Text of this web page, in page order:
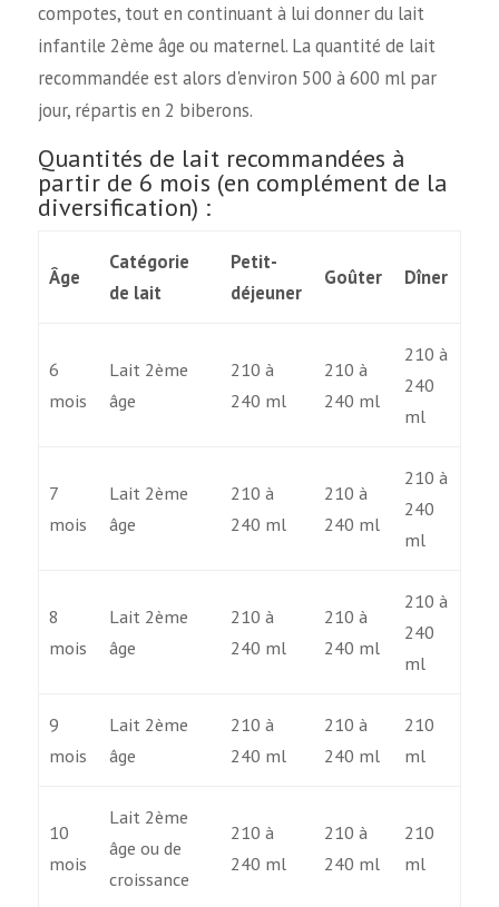
compotes, tout en continuant à lui donner du lait
infantile 2ème âge ou maternel. La quantité de lait
recommandée est alors d'environ 500 à 600 ml par
jour, répartis en 2 biberons.
Quantités de lait recommandées à
partir de 6 mois (en complément de la
diversification) :
Âge
Catégorie
de lait
Petit-
déjeuner
Goûter Dîner
6
mois
Lait 2ème
âge
210 à
240 ml
210 à
240 ml
210 à
240
ml
7
mois
Lait 2ème
âge
210 à
240 ml
210 à
240 ml
210 à
240
ml
8
mois
Lait 2ème
âge
210 à
240 ml
210 à
240 ml
210 à
240
ml
9
mois
Lait 2ème
âge
210 à
240 ml
210 à
240 ml
210
ml
10
mois
Lait 2ème
âge ou de
croissance
210 à
240 ml
210 à
240 ml
210
ml